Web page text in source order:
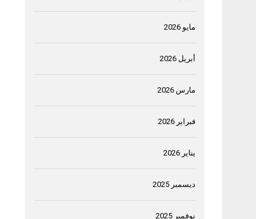
مايو 2026
أبريل 2026
مارس 2026
فبراير 2026
يناير 2026
ديسمبر 2025
نوفمبر 2025